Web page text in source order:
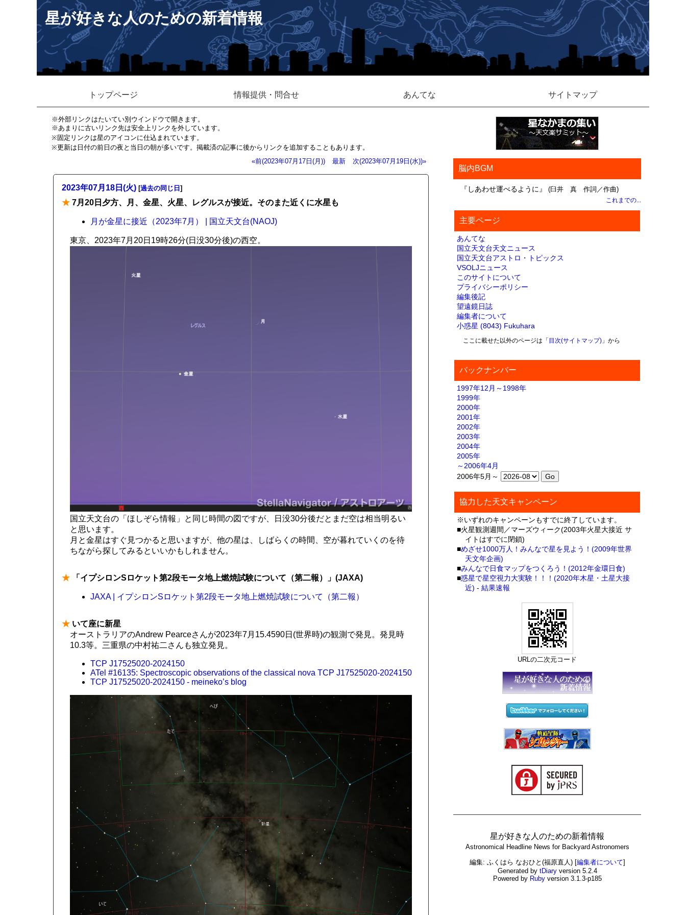
星が好きな人のための新着情報
トップページ 情報提供・問合せ あんてな サイトマップ
※外部リンクはたいてい別ウインドウで開きます。
※あまりに古いリンク先は安全上リンクを外しています。
※固定リンクは星のアイコンに仕込まれています。
※更新は日付の前日の夜と当日の朝が多いです。掲載済の記事に後からリンクを追加することもあります。
«前(2023年07月17日(月))
最新 次(2023年07月19日(水))»
2023年07月18日(火) [過去の同じ日 ]
★ 7月20日夕方、月、金星、火星、レグルスが接近。そのまた近くに水星も
月が金星に接近（2023年7月） | 国立天文台(NAOJ)
東京、2023年7月20日19時26分(日没30分後)の西空。
国立天文台の「ほしぞら情報」と同じ時間の図ですが、日没30分後だとまだ空は相当明るい
と思います。
月と金星はすぐ見つかると思いますが、他の星は、しばらくの時間、空が暮れていくのを待
ちながら探してみるといいかもしれません。
★ 「イプシロンSロケット第2段モータ地上燃焼試験について（第二報）」(JAXA)
JAXA | イプシロンSロケット第2段モータ地上燃焼試験について（第二報）
★ いて座に新星
オーストラリアのAndrew Pearceさんが2023年7月15.4590日(世界時)の観測で発見。発見時
10.3等。三重県の中村祐二さんも独立発見。
TCP J17525020-2024150
ATel #16135: Spectroscopic observations of the classical nova TCP J17525020-2024150
TCP J17525020-2024150 - meineko’s blog
脳内BGM
『しあわせ運べるように』 (臼井 真 作詞／作曲)
これまでの...
主要ページ
あんてな
国立天文台天文ニュース
国立天文台アストロ・トピックス
VSOLJニュース
このサイトについて
プライバシーポリシー
編集後記
望遠鏡日誌
編集者について
小惑星 (8043) Fukuhara
ここに載せた以外のページは「 目次(サイトマップ)」から
バックナンバー
1997年12月～1998年
1999年
2000年
2001年
2002年
2003年
2004年
2005年
～2006年4月
2006年5月～
協力した天文キャンペーン
※いずれのキャンペーンもすでに終了しています。
■火星観測週間／マーズウィーク(2003年火星大接近 サ
イトはすでに閉鎖)
■めざせ1000万人！みんなで星を見よう！(2009年世界
天文年企画)
■みんなで日食マップをつくろう！(2012年金環日食)
■惑星で星空視力大実験！！！(2020年木星・土星大接
近) -結果速報
URLの二次元コード
星が好きな人のための新着情報
Astronomical Headline News for Backyard Astronomers
編集: ふくはら なおひと(福原直人) [編集者について]
Generated by tDiaryversion 5.2.4
Powered by Rubyversion 3.1.3-p185